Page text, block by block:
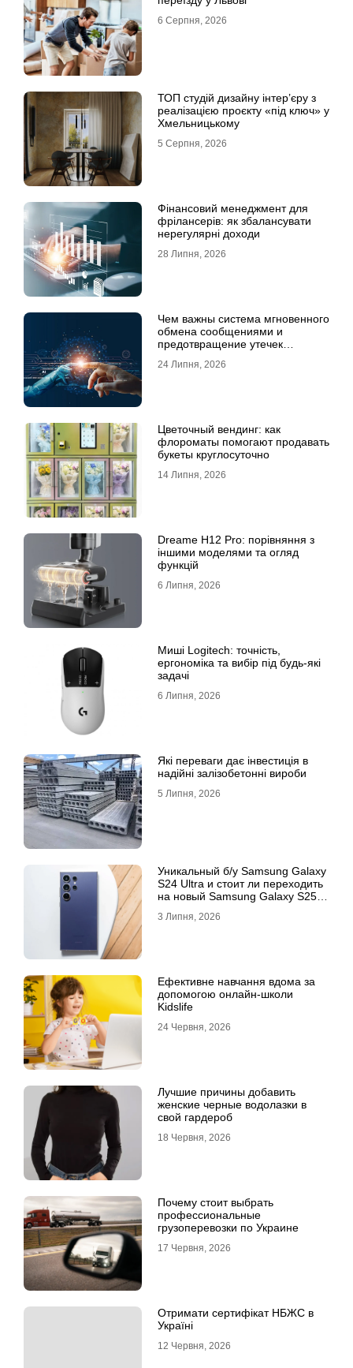
6 Серпня, 2026
ТОП студій дизайну інтер’єру з
реалізацією проєкту «під ключ» у
Хмельницькому
5 Серпня, 2026
Фінансовий менеджмент для
фрілансерів: як збалансувати
нерегулярні доходи
28 Липня, 2026
Чем важны система мгновенного
обмена сообщениями и
предотвращение утечек
24 Липня, 2026
Цветочный вендинг: как
флороматы помогают продавать
букеты круглосуточно
14 Липня, 2026
Dreame H12 Pro: порівняння з
іншими моделями та огляд
функцій
6 Липня, 2026
Миші Logitech: точність,
ергономіка та вибір під будь-які
задачі
6 Липня, 2026
Які переваги дає інвестиція в
надійні залізобетонні вироби
5 Липня, 2026
Уникальный б/у Samsung Galaxy
S24 Ultra и стоит ли переходить
на новый Samsung Galaxy S25
3 Липня, 2026
Ефективне навчання вдома за
допомогою онлайн-школи
Kidslife
24 Червня, 2026
Лучшие причины добавить
женские черные водолазки в
свой гардероб
18 Червня, 2026
Почему стоит выбрать
профессиональные
грузоперевозки по Украине
17 Червня, 2026
Отримати сертифікат НБЖС в
Україні
12 Червня, 2026